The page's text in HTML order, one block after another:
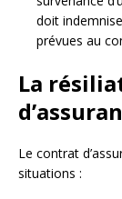
doit
prévues au
La
Le contrat
situations :